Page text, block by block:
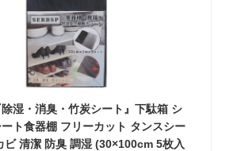
湿・消臭・竹炭シート』下駄箱 シ
ト食器棚 フリーカット タンスシー
ビ 清潔 防臭 調湿 (30×100cm 5枚入